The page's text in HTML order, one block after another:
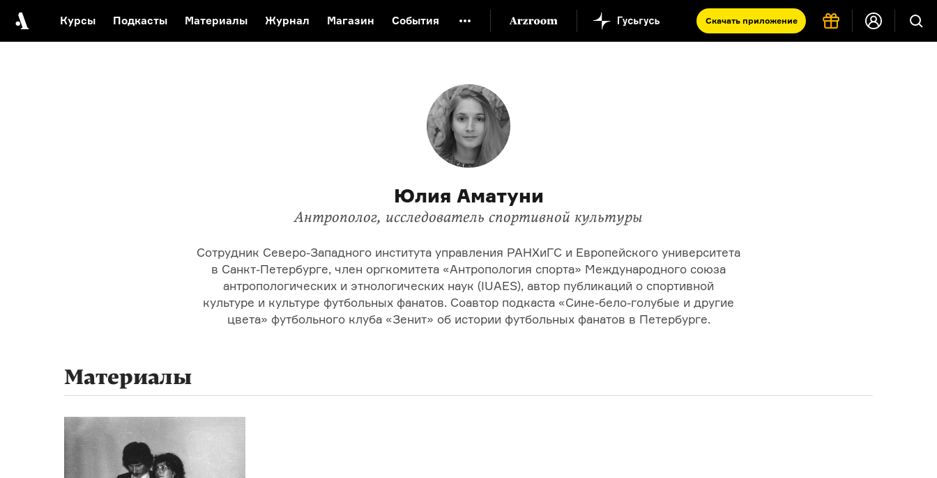
Курсы Подкасты Материалы Журнал Магазин События Скачать приложение
Русская литература XX века
Юлия Аматуни
Антрополог, исследователь спортивной культуры
Сотрудник Северо-Западного института управления РАНХиГС и Европейского университета
в Санкт-Петербурге, член оргкомитета «Антропология спорта» Международного союза
антропологических и этнологических наук (IUAES), автор публикаций о спортивной
культуре и культуре футбольных фанатов. Соавтор подкаста «Сине-бело-голубые и другие
цвета» футбольного клуба «Зенит» об истории футбольных фанатов в Петербурге.
Материалы